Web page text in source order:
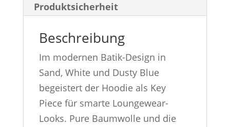
Produktsicherheit
Beschreibung
Im modernen Batik-Design in
Sand, White und Dusty Blue
begeistert der Hoodie als Key
Piece für smarte Loungewear-
Looks. Pure Baumwolle und die